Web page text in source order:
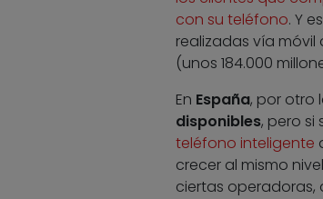
con su teléfono. Y
realizadas vía móvil
(unos 184.000
En España, por otro
disponibles, pero si
teléfono inteligente
crecer al mismo
ciertas